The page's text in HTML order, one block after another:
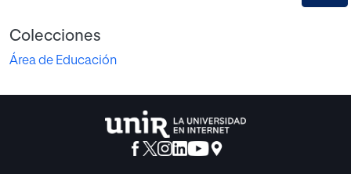
Colecciones
Área de Educación